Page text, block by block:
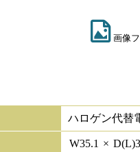
画像
ハロゲン代替
W35.1 × D(L)